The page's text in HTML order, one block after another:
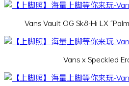
Vans Vault OG Sk8-Hi LX
Vans x Speckled